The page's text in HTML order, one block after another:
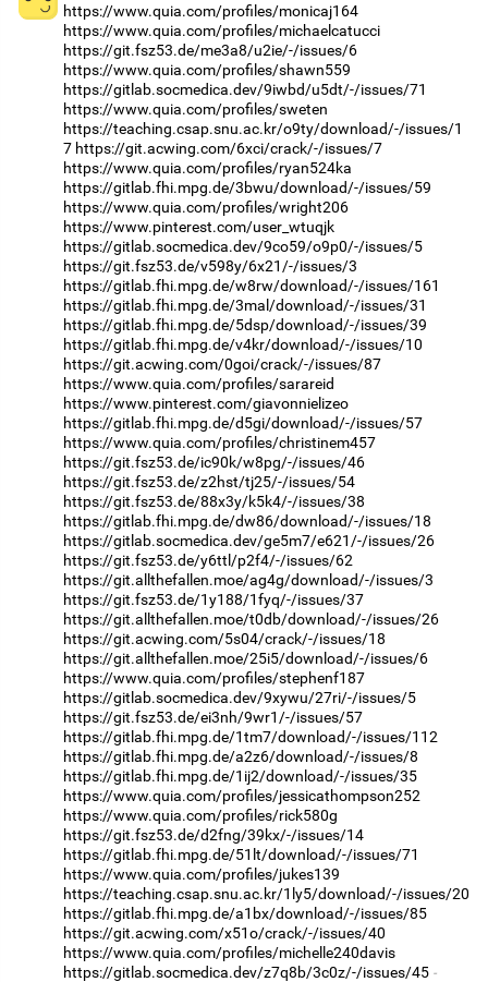
https://www.quia.com/profiles/monicaj164
https://www.quia.com/profiles/michaelcatucci
https://git.fsz53.de/me3a8/u2ie/-/issues/6
https://www.quia.com/profiles/shawn559
https://gitlab.socmedica.dev/9iwbd/u5dt/-/issues/71
https://www.quia.com/profiles/sweten
https://teaching.csap.snu.ac.kr/o9ty/download/-/issues/1
7 https://git.acwing.com/6xci/crack/-/issues/7
https://www.quia.com/profiles/ryan524ka
https://gitlab.fhi.mpg.de/3bwu/download/-/issues/59
https://www.quia.com/profiles/wright206
https://www.pinterest.com/user_wtuqjk
https://gitlab.socmedica.dev/9co59/o9p0/-/issues/5
https://git.fsz53.de/v598y/6x21/-/issues/3
https://gitlab.fhi.mpg.de/w8rw/download/-/issues/161
https://gitlab.fhi.mpg.de/3mal/download/-/issues/31
https://gitlab.fhi.mpg.de/5dsp/download/-/issues/39
https://gitlab.fhi.mpg.de/v4kr/download/-/issues/10
https://git.acwing.com/0goi/crack/-/issues/87
https://www.quia.com/profiles/sarareid
https://www.pinterest.com/giavonnielizeo
https://gitlab.fhi.mpg.de/d5gi/download/-/issues/57
https://www.quia.com/profiles/christinem457
https://git.fsz53.de/ic90k/w8pg/-/issues/46
https://git.fsz53.de/z2hst/tj25/-/issues/54
https://git.fsz53.de/88x3y/k5k4/-/issues/38
https://gitlab.fhi.mpg.de/dw86/download/-/issues/18
https://gitlab.socmedica.dev/ge5m7/e621/-/issues/26
https://git.fsz53.de/y6ttl/p2f4/-/issues/62
https://git.allthefallen.moe/ag4g/download/-/issues/3
https://git.fsz53.de/1y188/1fyq/-/issues/37
https://git.allthefallen.moe/t0db/download/-/issues/26
https://git.acwing.com/5s04/crack/-/issues/18
https://git.allthefallen.moe/25i5/download/-/issues/6
https://www.quia.com/profiles/stephenf187
https://gitlab.socmedica.dev/9xywu/27ri/-/issues/5
https://git.fsz53.de/ei3nh/9wr1/-/issues/57
https://gitlab.fhi.mpg.de/1tm7/download/-/issues/112
https://gitlab.fhi.mpg.de/a2z6/download/-/issues/8
https://gitlab.fhi.mpg.de/1ij2/download/-/issues/35
https://www.quia.com/profiles/jessicathompson252
https://www.quia.com/profiles/rick580g
https://git.fsz53.de/d2fng/39kx/-/issues/14
https://gitlab.fhi.mpg.de/51lt/download/-/issues/71
https://www.quia.com/profiles/jukes139
https://teaching.csap.snu.ac.kr/1ly5/download/-/issues/20
https://gitlab.fhi.mpg.de/a1bx/download/-/issues/85
https://git.acwing.com/x51o/crack/-/issues/40
https://www.quia.com/profiles/michelle240davis
https://gitlab.socmedica.dev/z7q8b/3c0z/-/issues/45